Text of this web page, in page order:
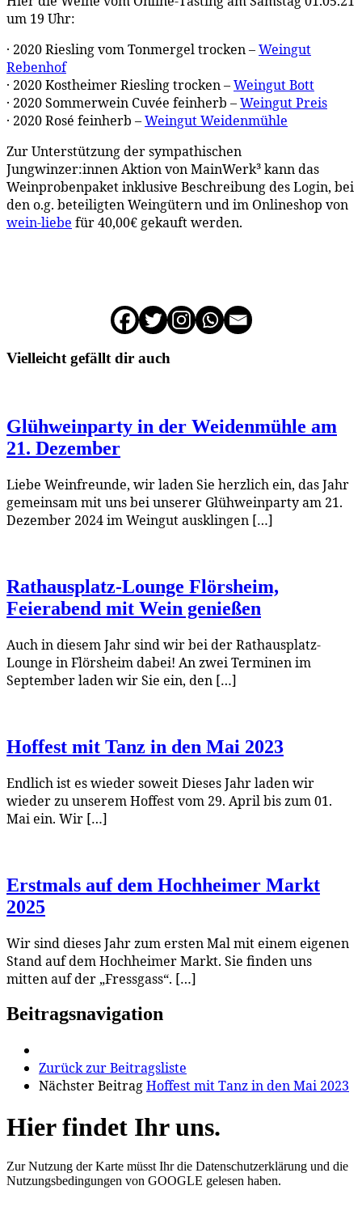
um 19 Uhr:
· 2020 Riesling vom Tonmergel trocken –Weingut
Rebenhof
· 2020 Kostheimer Riesling trocken –Weingut Bott
· 2020 Sommerwein Cuvée feinherb –Weingut Preis
· 2020 Rosé feinherb –Weingut Weidenmühle
Zur Unterstützung der sympathischen
Jungwinzer:innen Aktion von MainWerk³ kann das
Weinprobenpaket inklusive Beschreibung des Login, bei
den o.g. beteiligten Weingütern und im Onlineshop von
wein-liebe für 40,00€ gekauft werden.
Vielleicht gefällt dir auch
Glühweinparty in der Weidenmühle am
21. Dezember
Liebe Weinfreunde, wir laden Sie herzlich ein, das Jahr
gemeinsam mit uns bei unserer Glühweinparty am 21.
Dezember 2024 im Weingut ausklingen […]
Rathausplatz-Lounge Flörsheim,
Feierabend mit Wein genießen
Auch in diesem Jahr sind wir bei der Rathausplatz-
Lounge in Flörsheim dabei! An zwei Terminen im
September laden wir Sie ein, den […]
Hoffest mit Tanz in den Mai 2023
Endlich ist es wieder soweit Dieses Jahr laden wir
wieder zu unserem Hoffest vom 29. April bis zum 01.
Mai ein. Wir […]
Erstmals auf dem Hochheimer Markt
2025
Wir sind dieses Jahr zum ersten Mal mit einem eigenen
Stand auf dem Hochheimer Markt. Sie finden uns
mitten auf der „Fressgass“. […]
Beitragsnavigation
Zurück zur Beitragsliste
Nächster BeitragHoffest mit Tanz in den Mai 2023
Hier findet Ihr uns.
Zur Nutzung der Karte müsst Ihr die Datenschutzerklärung und die
Nutzungsbedingungen von GOOGLE gelesen haben.